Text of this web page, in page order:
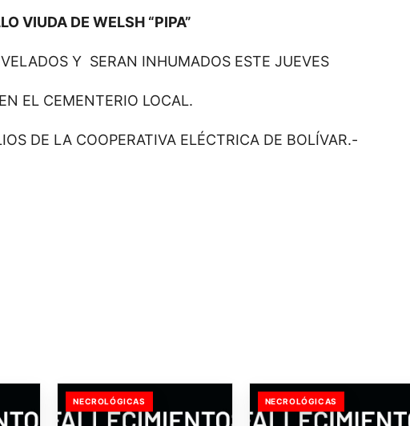
VIUDA DE WELSH “PIPA”
Y SERAN INHUMADOS ESTE JUEVES
EL CEMENTERIO LOCAL.
DE LA COOPERATIVA ELÉCTRICA DE BOLÍVAR.-
NECROLÓGICAS NECROLÓGICAS